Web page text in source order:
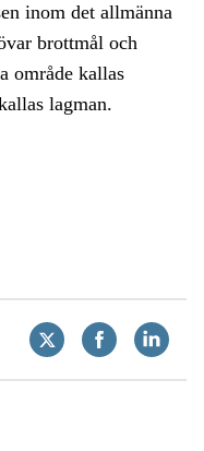
inom det allmänna
brottmål och
område kallas
lagman.